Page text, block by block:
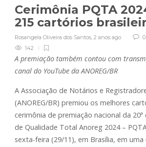
Cerimônia PQTA
215 cartórios
Rosangela Oliveira dos Santos 2 anos ago 0
142
A premiação também contou com
canal do YouTube da ANOREG/BR
A Associação de Notários e
(ANOREG/BR) premiou os melhores
cerimônia de premiação nacional da
de Qualidade Total Anoreg 2024 –
sexta-feira (29/11), em Brasília, em